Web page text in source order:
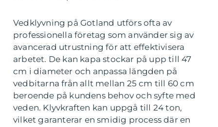
Vedklyvning på Gotland utförs ofta av
professionella företag som använder sig av
avancerad utrustning för att effektivisera
arbetet. De kan kapa stockar på upp till 47
cm i diameter och anpassa längden på
vedbitarna från allt mellan 25 cm till 60 cm
beroende på kundens behov och syfte med
veden. Klyvkraften kan uppgå till 24 ton,
vilket garanterar en smidig process där en